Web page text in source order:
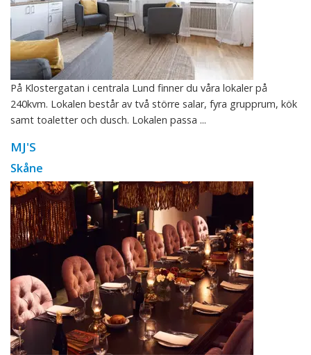
På Klostergatan i centrala Lund finner du våra lokaler på
240kvm. Lokalen består av två större salar, fyra grupprum, kök
samt toaletter och dusch. Lokalen passa ...
MJ'S
Skåne